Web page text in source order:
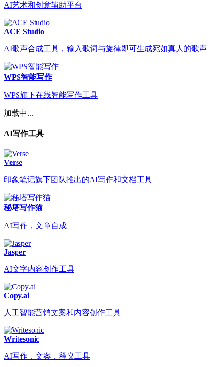
AI艺术和创意辅助平台
ACE Studio
AI歌声合成工具，输入歌词与旋律即可生成宛如真人的歌声
WPS智能写作
WPS旗下在线智能写作工具
加载中...
AI写作工具
Verse
印象笔记旗下团队推出的AI写作和文档工具
秘塔写作猫
AI写作，文章自成
Jasper
AI文字内容创作工具
Copy.ai
人工智能营销文案和内容创作工具
Writesonic
AI写作，文案，释义工具